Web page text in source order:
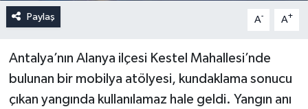
Paylaş A- A+
Antalya’nın Alanya ilçesi Kestel Mahallesi’nde
bulunan bir mobilya atölyesi, kundaklama sonucu
çıkan yangında kullanılamaz hale geldi. Yangın anı